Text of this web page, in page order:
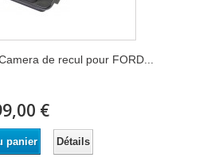
de recul pour FORD...
€
panier Détails